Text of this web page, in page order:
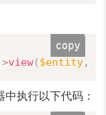
>view( $entity,
copy
执行以下代码：